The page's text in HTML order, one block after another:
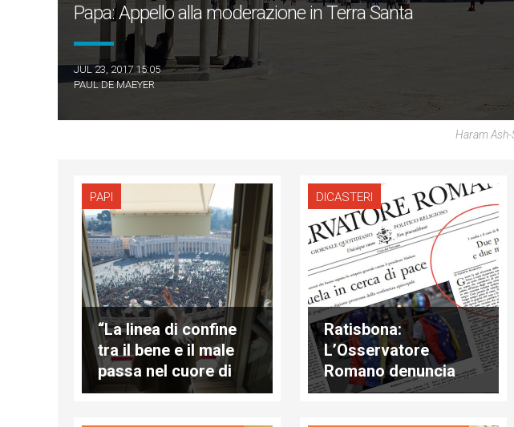
Papa: Appello alla moderazione in Terra Santa
JUL 23, 2017 15:05
PAUL DE MAEYER
Haram
PAPI
“La linea di confine
tra il bene e il male
passa nel cuore di
ogni persona”
DICASTERI
Ratisbona:
L’Osservatore
Romano denuncia
“due pesi e due